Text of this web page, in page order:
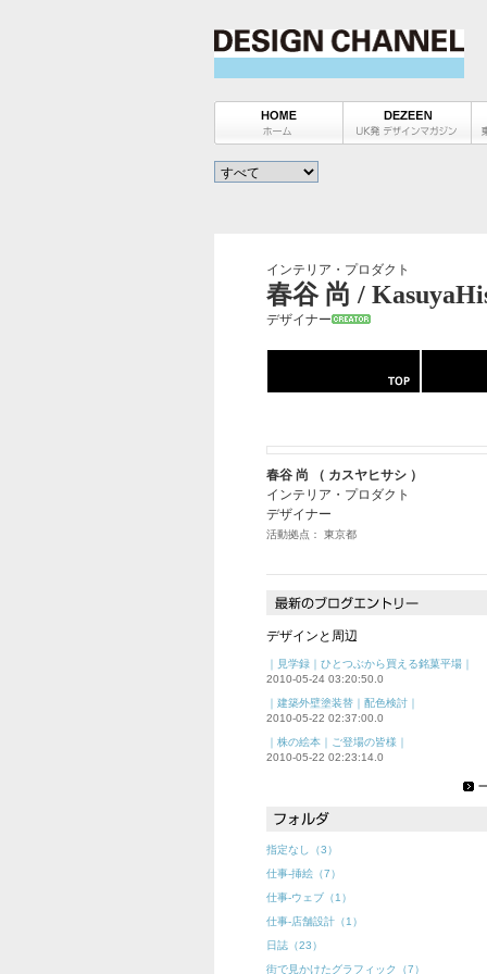
インテリア・プロダクト
春谷 尚 /
デザイナー
春谷 尚 （ カスヤヒサシ ）
インテリア・プロダクト
デザイナー
活動拠点： 東京都
デザインと周辺
｜見学録｜ひとつぶから買える銘菓平場｜
2010-05-24 03:20:50.0
｜建築外壁塗装替｜配色検討｜
2010-05-22 02:37:00.0
｜株の絵本｜ご登場の皆様｜
2010-05-22 02:23:14.0
指定なし（3）
仕事-挿絵（7）
仕事-ウェブ（1）
仕事-店舗設計（1）
日誌（23）
街で見かけたグラフィック（7）